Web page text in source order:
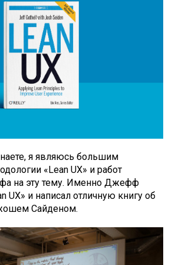
я являюсь большим
«Lean UX» и работ
на эту тему. Именно Джефф
UX» и написал отличную книгу об
Сайденом.